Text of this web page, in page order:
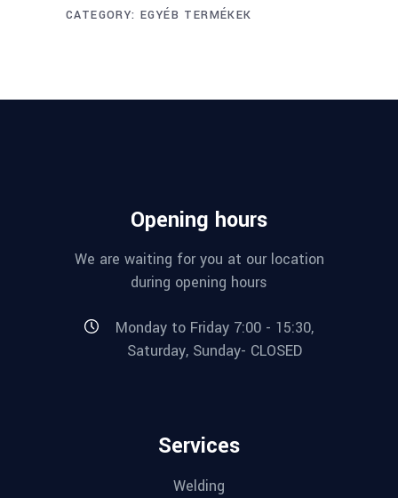
CATEGORY:EGYÉB TERMÉKEK
Opening hours
We are waiting for you at our location
during opening hours
Monday to Friday 7:00 - 15:30,
Saturday, Sunday- CLOSED
Services
Welding